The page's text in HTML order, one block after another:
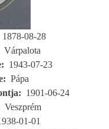
1878-08-28
Várpalota
1943-07-23
Pápa
1901-06-24
Veszprém
01-01